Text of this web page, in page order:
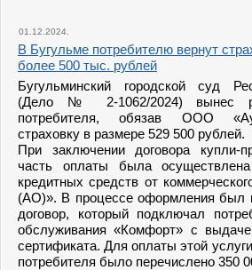
01.12.2024.
В Бугульме потребителю вернут
более 500 тыс. рублей
Бугульминский городской суд
(Дело № 2-1062/2024) вынес
потребителя, обязав ООО
страховку в размере 529 500 рублей.
При заключении договора купли-
часть оплаты была
кредитных средств от
(АО)». В процессе оформления был
договор, который подключал
обслуживания «Комфорт» с
сертификата. Для оплаты этой
потребителя было перечислено 350